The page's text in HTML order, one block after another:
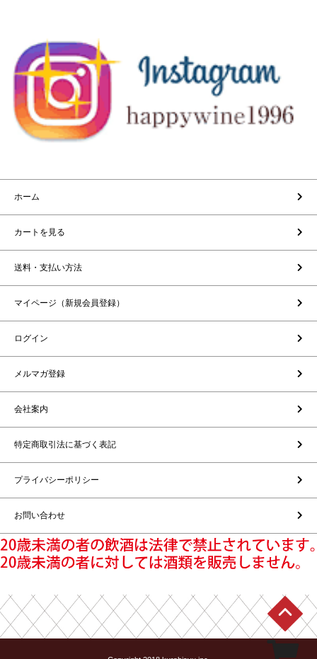
ホーム
カートを見る
送料・支払い方法
マイページ（新規会員登録）
ログイン
メルマガ登録
会社案内
特定商取引法に基づく表記
プライバシーポリシー
お問い合わせ